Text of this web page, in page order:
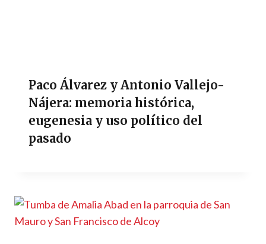
Paco Álvarez y Antonio Vallejo-
Nájera: memoria histórica,
eugenesia y uso político del
pasado